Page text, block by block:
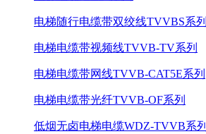
电梯随行电缆带双绞线TVVBS系列
电梯电缆带视频线TVVB-TV系列
电梯电缆带网线TVVB-CAT5E系列
电梯电缆带光纤TVVB-OF系列
低烟无卤电梯电缆WDZ-TVVB系列